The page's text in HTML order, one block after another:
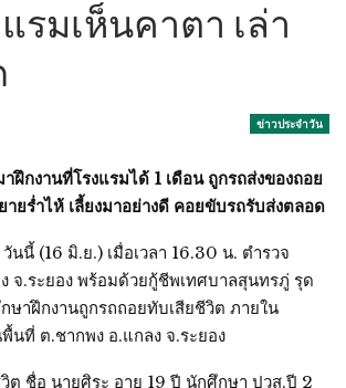
รมเห็นคาตา เล่า
ข่าวประจำวัน
ฝึกงานที่โรงแรมได้ 1 เดือน ถูกรถส่งของถอย
ยร่ำไห้ เลี้ยงมาอย่างดี คอยขับรถรับส่งตลอด
นนี้ (16 มิ.ย.) เมื่อเวลา 16.30 น. ตำรวจ
จ.ระยอง พร้อมด้วยกู้ชีพเทศบาลสุนทรภู่ รุด
ษาฝึกงานถูกรถถอยทับเสียชีวิต ภายใน
นที่ ต.ชากพง อ.แกลง จ.ระยอง
ต ชื่อ นายศิระ อายุ 19 ปี นักศึกษา ปวส.ปี 2